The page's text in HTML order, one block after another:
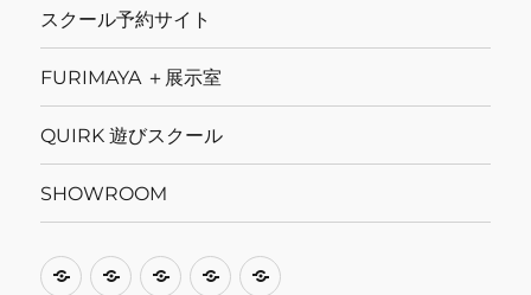
スクール予約サイト
FURIMAYA ＋展示室
QUIRK 遊びスクール
SHOWROOM
当
ス
FURIMAYA
QUIRKSHOWROOM